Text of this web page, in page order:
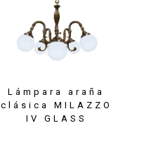
Lámpara araña
clásica MILAZZO
IV GLASS